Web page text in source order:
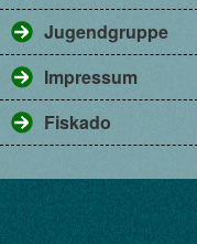
Jugendgruppe
Impressum
Fiskado